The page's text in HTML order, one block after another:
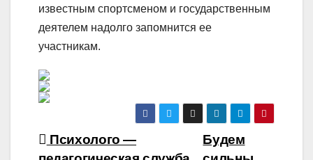
известным спортсменом и государственным
деятелем надолго запомнится ее
участникам.
Навигация
Будем
Психолого —